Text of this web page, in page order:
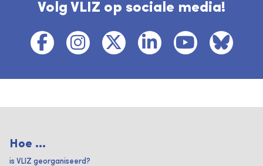
Volg VLIZ op sociale media!
Hoe ...
is VLIZ georganiseerd?